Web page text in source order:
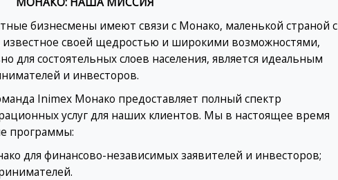
бизнесмены имеют связи с Монако, маленькой страной с
известное своей щедростью и широкими возможностями,
для состоятельных слоев населения, является идеальным
и инвесторов.
Inimex Монако предоставляет полный спектр
услуг для наших клиентов. Мы в настоящее время
программы:
для финансово-независимых заявителей и инвесторов;